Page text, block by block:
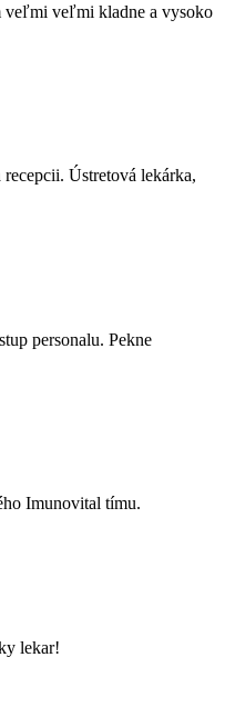
veľmi veľmi kladne a vysoko
Ústretová lekárka,
personalu. Pekne
Imunovital tímu.
lekar!